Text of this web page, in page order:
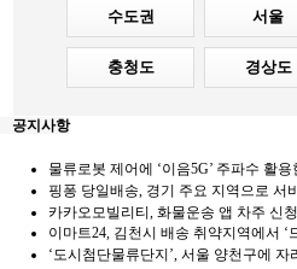
수도권 서울
충청도 경상도
공지사항
물류로봇 제어에 ‘이음5G’ 주파수 활용
핑퐁 당일배송, 경기 주요 지역으로 서
카카오모빌리티, 화물운송 앱 차주 신
이마트24, 김천시 배송 취약지역에서 ‘
‘도시첨단물류단지’, 서울 양천구에 자